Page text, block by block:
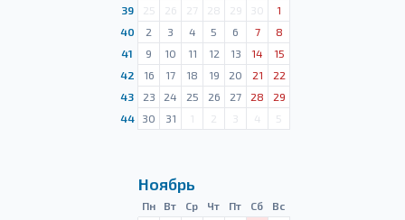
39
25 26 27 28 29 30
1
40
2 3 4 5 6 7
8
41
9 10 11 12 13 14
15
42
16 17 18 19 20 21
22
43
23 24 25 26 27 28
29
44
30 31 1 2 3 4 5
Ноябрь
Пн Вт Ср Чт Пт Сб
Вс